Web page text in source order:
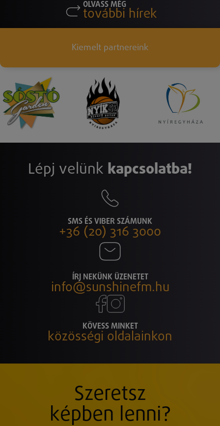
OLVASS MÉG
további hírek
Kiemelt partnereink
Lépj velünk kapcsolatba!
SMS ÉS VIBER SZÁMUNK
+36 (20) 316 3000
ÍRJ NEKÜNK ÜZENETET
info@sunshinefm.hu
KÖVESS MINKET
közösségi oldalainkon
Szeretsz
képben lenni?